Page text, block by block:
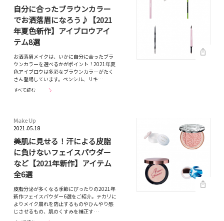
自分に合ったブラウンカラー
でお洒落眉になろう♪【2021
年夏色新作】アイブロウアイ
テム8選
お洒落眉メイクは、いかに自分に合ったブラ
ウンカラーを選べるかがポイント！2021年夏
色アイブロウは多彩なブラウンカラーがたく
さん登場しています。ペンシル、リキ…
すべて読む
Make Up
2021.05.18
美肌に見せる！汗による皮脂
に負けないフェイスパウダー
など【2021年新作】アイテム
全6選
皮脂分泌が多くなる季節にぴったりの2021年
新作フェイスパウダー6選をご紹介。テカリに
よりメイク崩れを防止するものやひんやり感
じさせるもの、肌のくすみを補正す…